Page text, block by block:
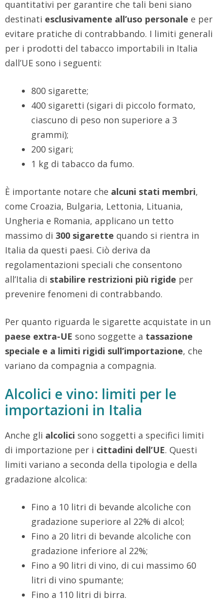
quantitativi per garantire che tali beni siano
destinati esclusivamente all’uso personale e per
evitare pratiche di contrabbando. I limiti generali
per i prodotti del tabacco importabili in Italia
dall’UE sono i seguenti:
800 sigarette;
400 sigaretti (sigari di piccolo formato,
ciascuno di peso non superiore a 3
grammi);
200 sigari;
1 kg di tabacco da fumo.
È importante notare che alcuni stati membri,
come Croazia, Bulgaria, Lettonia, Lituania,
Ungheria e Romania, applicano un tetto
massimo di 300 sigarette quando si rientra in
Italia da questi paesi. Ciò deriva da
regolamentazioni speciali che consentono
all’Italia di stabilire restrizioni più rigide per
prevenire fenomeni di contrabbando.
Per quanto riguarda le sigarette acquistate in un
paese extra-UE sono soggette a tassazione
speciale e a limiti rigidi sull’importazione, che
variano da compagnia a compagnia.
Alcolici e vino: limiti per le
importazioni in Italia
Anche gli alcolici sono soggetti a specifici limiti
di importazione per i cittadini dell’UE. Questi
limiti variano a seconda della tipologia e della
gradazione alcolica:
Fino a 10 litri di bevande alcoliche con
gradazione superiore al 22% di alcol;
Fino a 20 litri di bevande alcoliche con
gradazione inferiore al 22%;
Fino a 90 litri di vino, di cui massimo 60
litri di vino spumante;
Fino a 110 litri di birra.